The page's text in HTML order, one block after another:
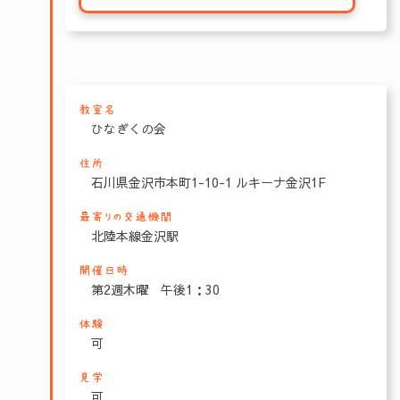
教室名
ひなぎくの会
住所
石川県金沢市本町1-10-1 ルキーナ金沢1F
最寄りの交通機関
北陸本線金沢駅
開催日時
第2週木曜 午後1：30
体験
可
見学
可